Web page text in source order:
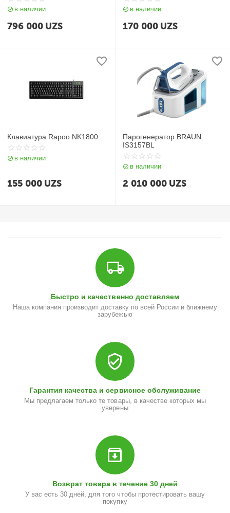
в наличии
796 000 UZS
в наличии
170 000 UZS
Клавиатура Rapoo NK1800
в наличии
155 000 UZS
Парогенератор BRAUN
IS3157BL
в наличии
2 010 000 UZS
Быстро и качественно доставляем
Наша компания производит доставку по всей России и ближнему
зарубежью
Гарантия качества и сервисное обслуживание
Мы предлагаем только те товары, в качестве которых мы
уверены
Возврат товара в течение 30 дней
У вас есть 30 дней, для того чтобы протестировать вашу
покупку